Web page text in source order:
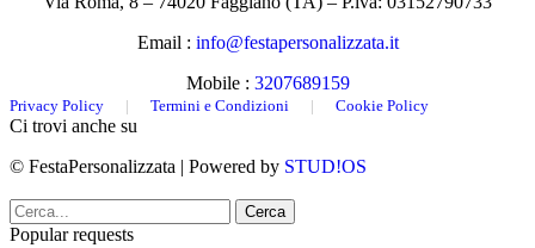
Email : info@festapersonalizzata.it
Mobile : 3207689159
Privacy Policy | Termini e Condizioni | Cookie Policy
Ci trovi anche su
© FestaPersonalizzata | Powered by STUD!OS
Cerca
Popular requests